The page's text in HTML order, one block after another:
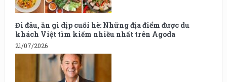
Đi đâu, ăn gì dịp cuối hè: Những địa điểm được du
khách Việt tìm kiếm nhiều nhất trên Agoda
21/07/2026